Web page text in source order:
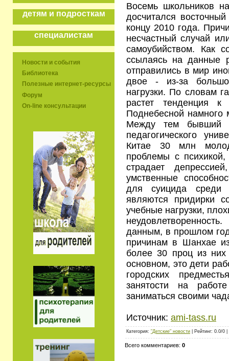
детям и подросткам
специалистам
Новости и события
Библиотека
Полезные интернет-ресурсы
Форум
On-line консультации
Восемь школьников
досчитался
концу 2010 года.
несчастный случай
самоубийством. Как
ссылаясь на данные
отправились в мир
двое - из-за
нагрузки. По словам
растет тенденция
Поднебесной
Между тем бывший
педагогического
Китае 30 млн
проблемы с
страдает
умственные
для суицида среди
являются придирки
учебные нагрузки,
данным, в прошлом
причинам в Шанхае
более 30 проц из
основном, это дети
городских
занятости на
заниматься своими
Источник: ami-tass.ru
Категория: "Детские" новости | Рейтинг: 0.0/0 |
Всего комментариев: 0